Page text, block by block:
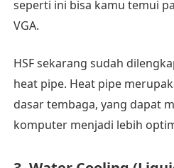
seperti ini bisa kamu temui
VGA.
HSF sekarang sudah
heat pipe. Heat pipe
dasar tembaga, yang dapat
komputer menjadi lebih